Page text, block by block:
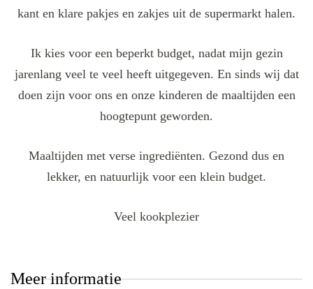
kant en klare pakjes en zakjes uit de supermarkt halen.
Ik kies voor een beperkt budget, nadat mijn gezin
jarenlang veel te veel heeft uitgegeven. En sinds wij dat
doen zijn voor ons en onze kinderen de maaltijden een
hoogtepunt geworden.
Maaltijden met verse ingrediënten. Gezond dus en
lekker, en natuurlijk voor een klein budget.
Veel kookplezier
Meer informatie